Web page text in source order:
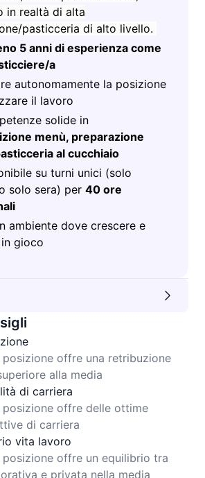
in realtà di alta
pasticceria di alto livello.
5 anni di esperienza come
a
autonomamente la posizione
il lavoro
solide in
menù, preparazione
al cucchiaio
su turni unici (solo
solo sera) per 40 ore
ambiente dove crescere e
gioco
posizione offre una retribuzione
alla media
di carriera
posizione offre delle ottime
di carriera
vita lavoro
posizione offre un equilibrio tra
e privata nella media